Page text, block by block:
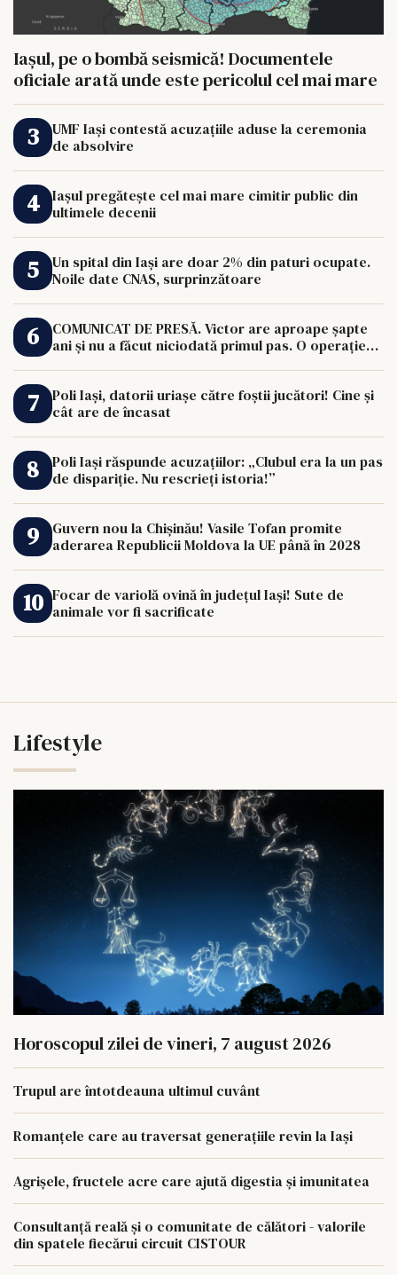
Iașul, pe o bombă seismică! Documentele
oficiale arată unde este pericolul cel mai mare
UMF Iași contestă acuzațiile aduse la ceremonia
de absolvire
Iașul pregătește cel mai mare cimitir public din
ultimele decenii
Un spital din Iași are doar 2% din paturi ocupate.
Noile date CNAS, surprinzătoare
COMUNICAT DE PRESĂ. Victor are aproape șapte
ani și nu a făcut niciodată primul pas. O operație
Poli Iași, datorii uriașe către foștii jucători! Cine și
cât are de încasat
Poli Iași răspunde acuzațiilor: „Clubul era la un pas
de dispariție. Nu rescrieți istoria!”
Guvern nou la Chișinău! Vasile Tofan promite
aderarea Republicii Moldova la UE până în 2028
Focar de variolă ovină în județul Iași! Sute de
animale vor fi sacrificate
Lifestyle
Horoscopul zilei de vineri, 7 august 2026
Trupul are întotdeauna ultimul cuvânt
Romanțele care au traversat generațiile revin la Iași
Agrișele, fructele acre care ajută digestia și imunitatea
Consultanță reală și o comunitate de călători - valorile
din spatele fiecărui circuit CISTOUR